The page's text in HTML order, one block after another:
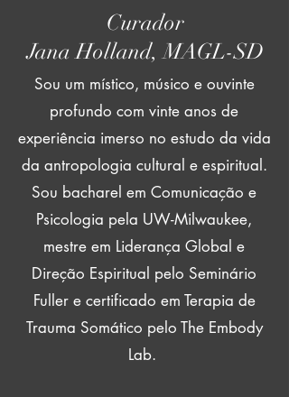
Curador
Jana Holland, MAGL-SD
Sou um místico, músico e ouvinte
profundo com vinte anos de
experiência imerso no estudo da vida
da antropologia cultural e espiritual.
Sou bacharel em Comunicação e
Psicologia pela UW-Milwaukee,
mestre em Liderança Global e
Direção Espiritual pelo Seminário
Fuller e certificado em Terapia de
Trauma Somático pelo The Embody
Lab.